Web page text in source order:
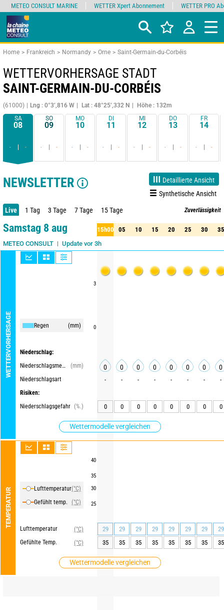
Home Frankreich Normandy Orne Saint-Germain-du-Corbéis
WETTERVORHERSAGE STADT
SAINT-GERMAIN-DU-CORBÉIS
(61000) Lng : 0°3’,816 W Lat : 48°25’,332 N
Höhe : 132m
SA
08
- -
SO
09
- -
MO
10
- -
DI
11
- -
MI
12
- -
DO
13
- -
FR
14
- -
NEWSLETTER
Detaillierte Ansicht
Synthetische Ansicht
Live 1 Tag 3 Tage 7 Tage 15 Tage Zuverlässigkeit
90%
Samstag 8 aug
METEO CONSULT Update vor 3h
WETTERVORHERSAGE Regen (mm)
Niederschlag:
Niederschlagsmenge
(mm)
Niederschlagsart
Risiken:
Niederschlagsgefahr (%.)
Wettermodelle vergleichen
TEMPERATUR Lufttemperatur(°C)
Gefühlt temp.
(°C)
Lufttemperatur
(°C)
Gefühlte Temp.
(°C)
Wettermodelle vergleichen
3
0
40
35
30
25
15h00 05 10 15 20 25 30 35
15h00 05 10 15 20 25 30 35
0 0 0 0 0 0 0 0
- - - - - - - -
0 0 0 0 0 0 0 0
29 29 29 29 29 29 29
29
35
35 35 35 35 35 35 35
METEO CONSULT MARINE WETTER Xpert Abonnement WETTER PRO